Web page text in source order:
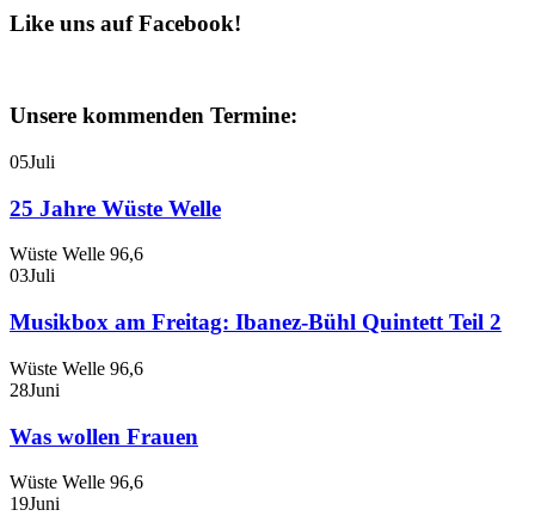
Like uns auf Facebook!
Unsere kommenden Termine:
05Juli
25 Jahre Wüste Welle
Wüste Welle 96,6
03Juli
Musikbox am Freitag: Ibanez-Bühl Quintett Teil 2
Wüste Welle 96,6
28Juni
Was wollen Frauen
Wüste Welle 96,6
19Juni